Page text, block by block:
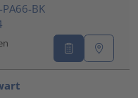
PA66-BK